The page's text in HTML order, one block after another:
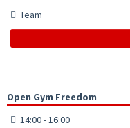
Team
Open Gym Freedom
14:00 - 16:00